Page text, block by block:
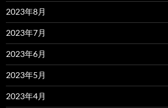
2023年8月
2023年7月
2023年6月
2023年5月
2023年4月